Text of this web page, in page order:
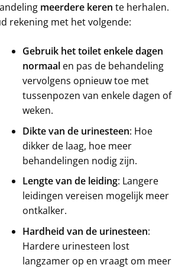
meerdere keren te herhalen.
rekening met het volgende:
Gebruik het toilet enkele dagen
normaal en pas de behandeling
vervolgens opnieuw toe met
tussenpozen van enkele dagen of
weken.
Dikte van de urinesteen: Hoe
dikker de laag, hoe meer
behandelingen nodig zijn.
Lengte van de leiding: Langere
leidingen vereisen mogelijk meer
ontkalker.
Hardheid van de urinesteen:
Hardere urinesteen lost
langzamer op en vraagt om meer